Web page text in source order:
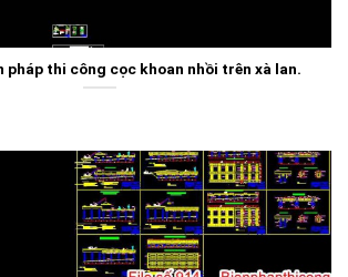
pháp thi công cọc khoan nhồi trên xà lan.